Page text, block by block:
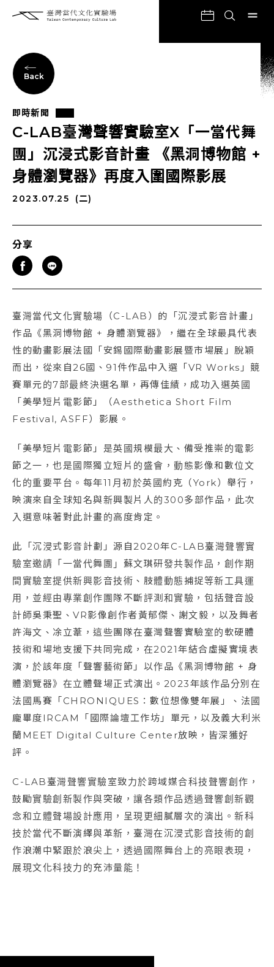
Back
即時新聞
C-LAB臺灣聲響實驗室X「一當代舞
團」沉浸式影音計畫 《黑洞博物館 +
身體瀏覽器》再度入圍國際影展
2023.07.25 (二)
分享
臺灣當代文化實驗場（C-LAB）的「沉浸式影音計畫」
作品《黑洞博物館 + 身體瀏覽器》，繼在全球最具代表
性的動畫影展法國「安錫國際動畫影展暨市場展」脫穎
而出，從來自26國、91件作品中入選「VR Works」競
賽單元的7部最終決選名單，再傳佳績，成功入選英國
「美學短片電影節」（Aesthetica Short Film
Festival, ASFF）影展。
「美學短片電影節」是英國規模最大、備受推崇的電影
節之一，也是國際獨立短片的盛會，動態影像和數位文
化的重要平台。每年11月初於英國約克（York）舉行，
映演來自全球知名與新興製片人的300多部作品，此次
入選意味著對此計畫的高度肯定。
此「沉浸式影音計劃」源自2020年C-LAB臺灣聲響實
驗室邀請「一當代舞團」蘇文琪研發共製作品，創作期
間實驗室提供新興影音技術、肢體動態捕捉等新工具運
用，並經由專業創作團隊不斷評測和實驗，包括聲音設
計師吳秉聖、VR影像創作者黃郁傑、謝文毅，以及舞者
許海文、凃立葦，這些團隊在臺灣聲響實驗室的軟硬體
技術和場地支援下共同完成，在2021年結合虛擬實境表
演，於該年度「聲響藝術節」以作品《黑洞博物館 + 身
體瀏覽器》在立體聲場正式演出。2023年該作品分別在
法國馬賽「CHRONIQUES：數位想像雙年展」、法國
龐畢度IRCAM「國際論壇工作坊」單元，以及義大利米
蘭MEET Digital Culture Center放映，皆深獲好
評。
C-LAB臺灣聲響實驗室致力於跨域媒合科技聲響創作，
鼓勵實驗創新製作與突破，讓各類作品透過聲響創新觀
念和立體聲場設計應用，呈現更細膩層次的演出。新科
技於當代不斷演繹與革新，臺灣在沉浸式影音技術的創
作浪潮中緊跟於浪尖上，透過國際舞台上的亮眼表現，
展現文化科技力的充沛量能！